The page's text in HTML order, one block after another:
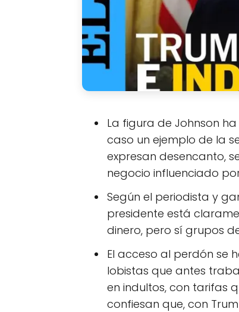
La figura de Johnson
caso un ejemplo de la
expresan desencanto,
negocio influenciado
Según el periodista y
presidente está
dinero, pero sí grupos
El acceso al perdón se
lobistas que antes
en indultos, con tarifas
confiesan que, con